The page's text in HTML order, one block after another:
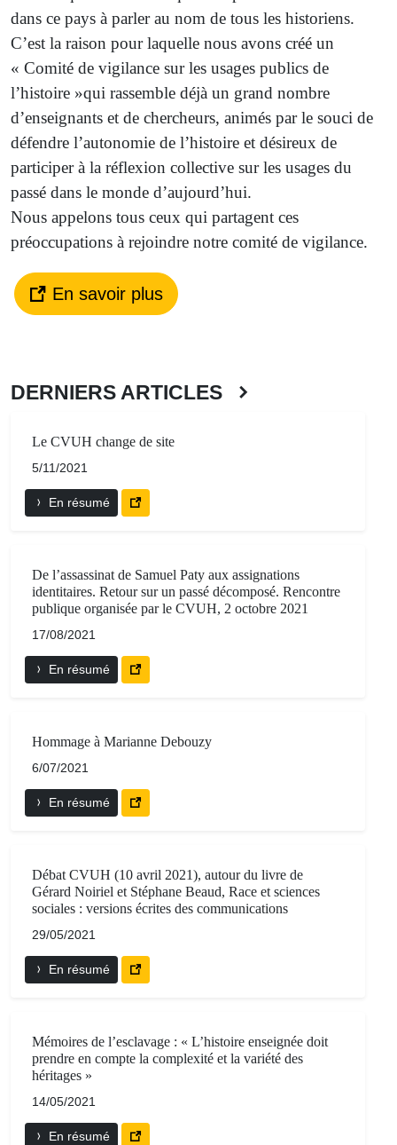
dans ce pays à parler au nom de tous les historiens.
C’est la raison pour laquelle nous avons créé un
« Comité de vigilance sur les usages publics de
l’histoire »qui rassemble déjà un grand nombre
d’enseignants et de chercheurs, animés par le souci de
défendre l’autonomie de l’histoire et désireux de
participer à la réflexion collective sur les usages du
passé dans le monde d’aujourd’hui.
Nous appelons tous ceux qui partagent ces
préoccupations à rejoindre notre comité de vigilance.
En savoir plus
DERNIERS ARTICLES
Le CVUH change de site
5/11/2021
En résumé
De l’assassinat de Samuel Paty aux assignations
identitaires. Retour sur un passé décomposé. Rencontre
publique organisée par le CVUH, 2 octobre 2021
17/08/2021
En résumé
Hommage à Marianne Debouzy
6/07/2021
En résumé
Débat CVUH (10 avril 2021), autour du livre de
Gérard Noiriel et Stéphane Beaud, Race et sciences
sociales : versions écrites des communications
29/05/2021
En résumé
Mémoires de l’esclavage : « L’histoire enseignée doit
prendre en compte la complexité et la variété des
héritages »
14/05/2021
En résumé